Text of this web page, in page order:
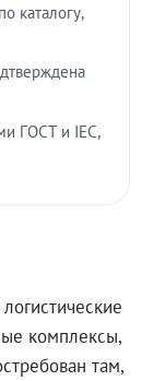
каталогу,
ГОСТ и IEC,
комплексы,
там,